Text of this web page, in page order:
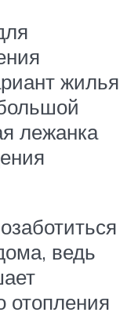
жилья
лежанка
ведь
отопления